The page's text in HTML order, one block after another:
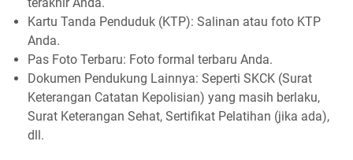
terakhir Anda.
Kartu Tanda Penduduk (KTP): Salinan atau foto KTP
Anda.
Pas Foto Terbaru: Foto formal terbaru Anda.
Dokumen Pendukung Lainnya: Seperti SKCK (Surat
Keterangan Catatan Kepolisian) yang masih berlaku,
Surat Keterangan Sehat, Sertifikat Pelatihan (jika ada),
dll.